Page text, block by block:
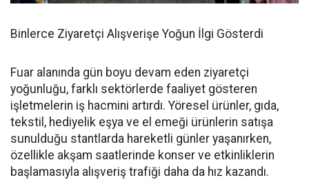
Binlerce Ziyaretçi Alışverişe Yoğun İlgi Gösterdi
Fuar alanında gün boyu devam eden ziyaretçi
yoğunluğu, farklı sektörlerde faaliyet gösteren
işletmelerin iş hacmini artırdı. Yöresel ürünler, gıda,
tekstil, hediyelik eşya ve el emeği ürünlerin satışa
sunulduğu stantlarda hareketli günler yaşanırken,
özellikle akşam saatlerinde konser ve etkinliklerin
başlamasıyla alışveriş trafiği daha da hız kazandı.